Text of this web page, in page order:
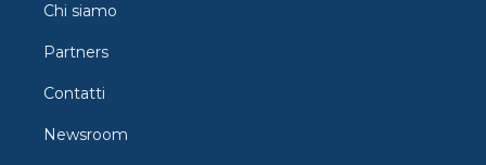
Chi siamo
Partners
Contatti
Newsroom